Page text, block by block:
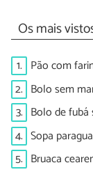
Os mais
1. Pão com
2. Bolo sem
3. Bolo de fubá
4. Sopa
5. Bruaca